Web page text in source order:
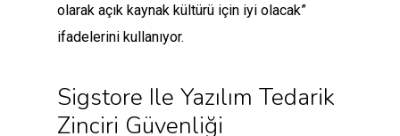
olarak açık kaynak kültürü için iyi olacak”
ifadelerini kullanıyor.
Sigstore Ile Yazılım Tedarik
Zinciri Güvenliği